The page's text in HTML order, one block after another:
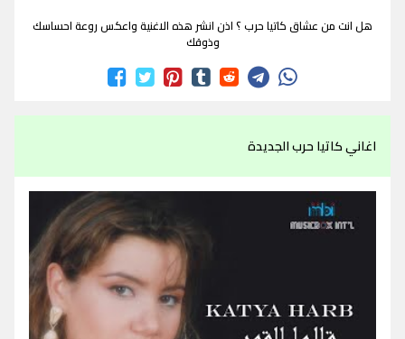
هل انت من عشاق كاتيا حرب ؟ اذن انشر هذه الاغنية واعكس روعة احساسك
وذوقك
اغاني كاتيا حرب الجديدة